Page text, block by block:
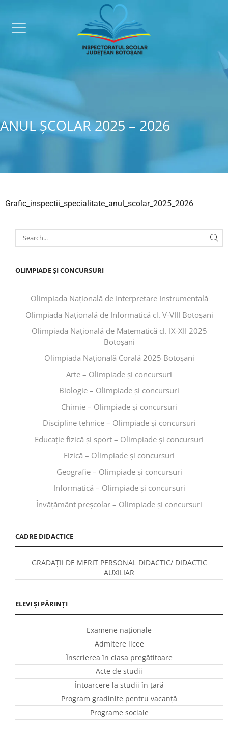
ANUL ȘCOLAR 2025 – 2026
Grafic_inspectii_specialitate_anul_scolar_2025_2026
OLIMPIADE ȘI CONCURSURI
Olimpiada Națională de Interpretare Instrumentală
Olimpiada Națională de Informatică cl. V-VIII Botoșani
Olimpiada Națională de Matematică cl. IX-XII 2025
Botoșani
Olimpiada Națională Corală 2025 Botoșani
Arte – Olimpiade și concursuri
Biologie – Olimpiade și concursuri
Chimie – Olimpiade și concursuri
Discipline tehnice – Olimpiade și concursuri
Educaţie fizică şi sport – Olimpiade și concursuri
Fizică – Olimpiade și concursuri
Geografie – Olimpiade și concursuri
Informatică – Olimpiade și concursuri
Învăţământ preşcolar – Olimpiade și concursuri
CADRE DIDACTICE
GRADAȚII DE MERIT PERSONAL DIDACTIC/ DIDACTIC
AUXILIAR
ELEVI ȘI PĂRINȚI
Examene naționale
Admitere licee
Înscrierea în clasa pregătitoare
Acte de studii
Întoarcere la studii în ţară
Program gradinite pentru vacanţă
Programe sociale